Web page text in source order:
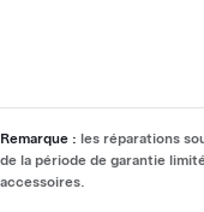
Remarque : les réparations
de la période de garantie
accessoires.